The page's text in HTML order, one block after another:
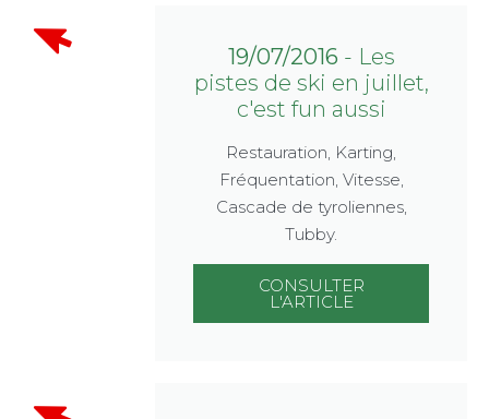
19/07/2016 - Les
pistes de ski en juillet,
c'est fun aussi
Restauration, Karting,
Fréquentation, Vitesse,
Cascade de tyroliennes,
Tubby.
CONSULTER
L'ARTICLE